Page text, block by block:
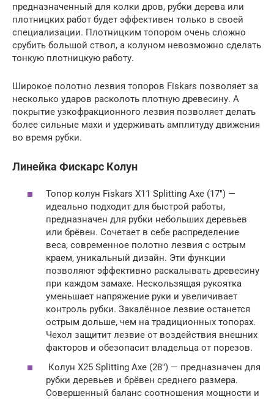
предназначенный для колки дров, рубки дерева или
плотницких работ будет эффективен только в своей
специализации. Плотницким топором очень сложно
срубить большой ствол, а колуном невозможно сделать
тонкую плотницкую работу.
Широкое полотно лезвия топоров Fiskars позволяет за
несколько ударов расколоть плотную древесину. А
покрытие узкофракционного лезвия позволяет делать
более сильные махи и удерживать амплитуду движения
во время рубки.
Линейка Фискарс Колун
Топор колун Fiskars X11 Splitting Axe (17″) —
идеально подходит для быстрой работы,
предназначен для рубки небольших деревьев
или брёвен. Сочетает в себе распределение
веса, современное полотно лезвия с острым
краем, уникальный дизайн. Эти функции
позволяют эффективно раскалывать древесину
при каждом замахе. Нескользящая рукоятка
уменьшает напряжение руки и увеличивает
контроль рубки. Закалённое лезвие останется
острым дольше, чем на традиционных топорах.
Чехол защитит лезвие от воздействия внешних
факторов и обезопасит владельца от порезов.
Колун X25 Splitting Axe (28″) — предназначен для
рубки деревьев и брёвен среднего размера.
Совершенный баланс соотношения мощности и